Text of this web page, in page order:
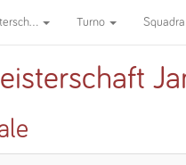
Turno Squadra